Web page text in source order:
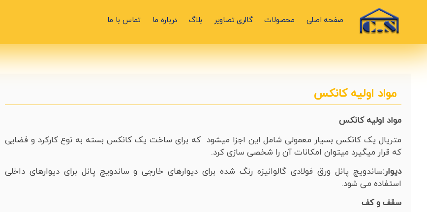
صفحه اصلی محصولات گالری تصاویر بلاگ درباره ما تماس با ما
مواد اولیه کانکس
مواد اولیه کانکس
متریال یک کانکس بسیار معمولی شامل این اجزا میشود که برای ساخت یک کانکس بسته به نوع کارکرد و فضایی
که قرار میگیرد میتوان امکانات آن را شخصی سازی کرد.
دیوار:ساندویچ پانل ورق فولادی گالوانیزه رنگ شده برای دیوارهای خارجی و ساندویچ پانل برای دیوارهای داخلی
استفاده می شود.
سقف و کف